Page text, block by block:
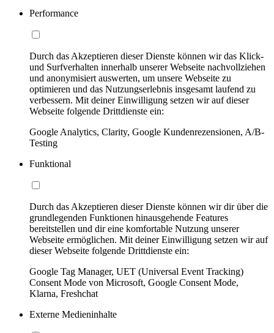
Performance
Durch das Akzeptieren dieser Dienste können wir das Klick-
und Surfverhalten innerhalb unserer Webseite nachvollziehen
und anonymisiert auswerten, um unsere Webseite zu
optimieren und das Nutzungserlebnis insgesamt laufend zu
verbessern. Mit deiner Einwilligung setzen wir auf dieser
Webseite folgende Drittdienste ein:
Google Analytics, Clarity, Google Kundenrezensionen, A/B-
Testing
Funktional
Durch das Akzeptieren dieser Dienste können wir dir über die
grundlegenden Funktionen hinausgehende Features
bereitstellen und dir eine komfortable Nutzung unserer
Webseite ermöglichen. Mit deiner Einwilligung setzen wir auf
dieser Webseite folgende Drittdienste ein:
Google Tag Manager, UET (Universal Event Tracking)
Consent Mode von Microsoft, Google Consent Mode,
Klarna, Freshchat
Externe Medieninhalte